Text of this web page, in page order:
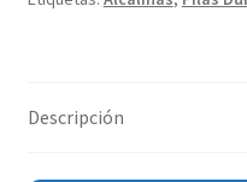
Descripción